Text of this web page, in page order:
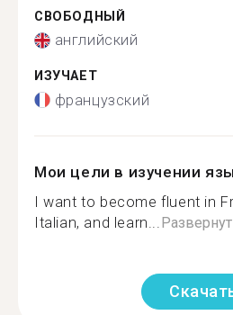
СВОБОДНЫЙ
английский
ИЗУЧАЕТ
французский
Мои цели в изучении
I want to become fluent in
Italian, and learn...